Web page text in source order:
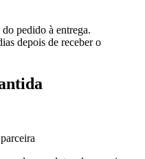
pedido à entrega.
depois de receber o